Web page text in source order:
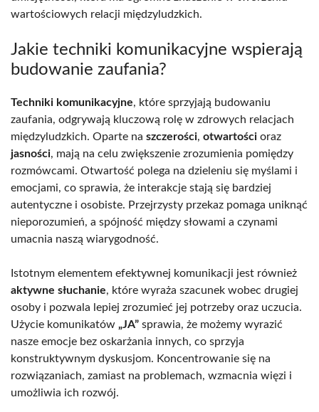
wartościowych relacji międzyludzkich.
Jakie techniki komunikacyjne wspierają
budowanie zaufania?
Techniki komunikacyjne, które sprzyjają budowaniu
zaufania, odgrywają kluczową rolę w zdrowych relacjach
międzyludzkich. Oparte na szczerości, otwartości oraz
jasności, mają na celu zwiększenie zrozumienia pomiędzy
rozmówcami. Otwartość polega na dzieleniu się myślami i
emocjami, co sprawia, że interakcje stają się bardziej
autentyczne i osobiste. Przejrzysty przekaz pomaga uniknąć
nieporozumień, a spójność między słowami a czynami
umacnia naszą wiarygodność.
Istotnym elementem efektywnej komunikacji jest również
aktywne słuchanie, które wyraża szacunek wobec drugiej
osoby i pozwala lepiej zrozumieć jej potrzeby oraz uczucia.
Użycie komunikatów „JA” sprawia, że możemy wyrazić
nasze emocje bez oskarżania innych, co sprzyja
konstruktywnym dyskusjom. Koncentrowanie się na
rozwiązaniach, zamiast na problemach, wzmacnia więzi i
umożliwia ich rozwój.